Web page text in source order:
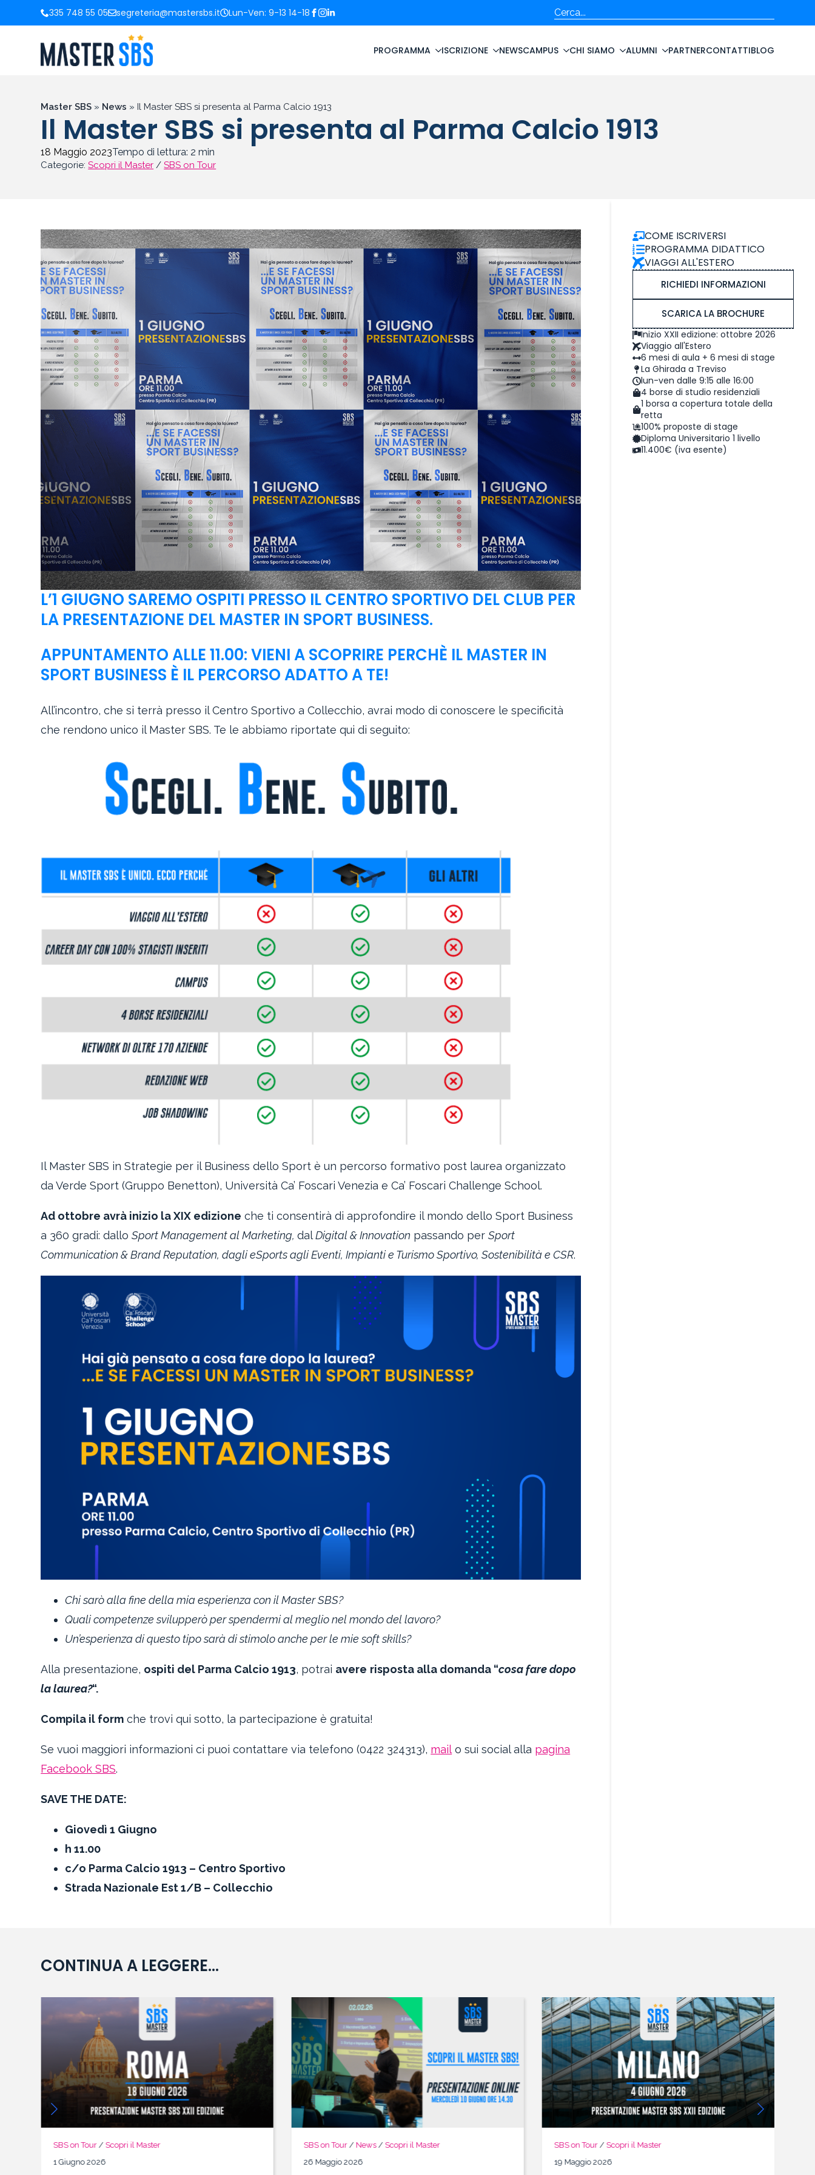
335 748 55 05 segreteria@mastersbs.it Lun-Ven: 9-13 14-18 Cerca
PROGRAMMA ISCRIZIONE NEWSCAMPUS CHI SIAMO ALUMNI PARTNERCONTATTIBLOG
Master SBS » News » Il Master SBS si presenta al Parma Calcio 1913
Il Master SBS si presenta al Parma Calcio 1913
18 Maggio 2023Tempo di lettura: 2 min
Categorie:Scopri il Master /SBS on Tour
L’1 GIUGNO SAREMO OSPITI PRESSO IL CENTRO SPORTIVO DEL CLUB PER
LA PRESENTAZIONE DEL MASTER IN SPORT BUSINESS.
APPUNTAMENTO ALLE 11.00: VIENI A SCOPRIRE PERCHÈ IL MASTER IN
SPORT BUSINESS È IL PERCORSO ADATTO A TE!
All’incontro, che si terrà presso il Centro Sportivo a Collecchio, avrai modo di conoscere le specificità
che rendono unico il Master SBS. Te le abbiamo riportate qui di seguito:
Il Master SBS in Strategie per il Business dello Sport è un percorso formativo post laurea organizzato
da Verde Sport (Gruppo Benetton), Università Ca’ Foscari Venezia e Ca’ Foscari Challenge School.
Ad ottobre avrà inizio la XIX edizione che ti consentirà di approfondire il mondo dello Sport Business
a 360 gradi: dalloSport Management al Marketing,dalDigital & Innovation passando perSport
Communication & Brand Reputation, dagli eSports agli Eventi, Impianti e Turismo Sportivo, Sostenibilità e CSR.
Chi sarò alla fine della mia esperienza con il Master SBS?
Quali competenze svilupperò per spendermi al meglio nel mondo del lavoro?
Un’esperienza di questo tipo sarà di stimolo anche per le mie soft skills?
Alla presentazione, ospiti del Parma Calcio 1913, potrai avere risposta alla domanda “cosa fare dopo
la laurea?“.
Compila il form che trovi qui sotto, la partecipazione è gratuita!
Se vuoi maggiori informazioni ci puoi contattare via telefono (0422 324313), mail o sui social alla pagina
Facebook SBS.
SAVE THE DATE:
Giovedì 1 Giugno
h 11.00
c/o Parma Calcio 1913 – Centro Sportivo
Strada Nazionale Est 1/B – Collecchio
COME ISCRIVERSI
PROGRAMMA DIDATTICO
VIAGGI ALL'ESTERO
RICHIEDI INFORMAZIONI
SCARICA LA BROCHURE
Inizio XXII edizione: ottobre 2026
Viaggio all'Estero
6 mesi di aula + 6 mesi di stage
La Ghirada a Treviso
lun-ven dalle 9:15 alle 16:00
4 borse di studio residenziali
1 borsa a copertura totale della
retta
100% proposte di stage
Diploma Universitario 1 livello
11.400€ (iva esente)
CONTINUA A LEGGERE...
SBS on Tour/ Scopri il Master
1 Giugno 2026
SBS on Tour/ News/ Scopri il Master
26 Maggio 2026
SBS on Tour/ Scopri il Master
19 Maggio 2026